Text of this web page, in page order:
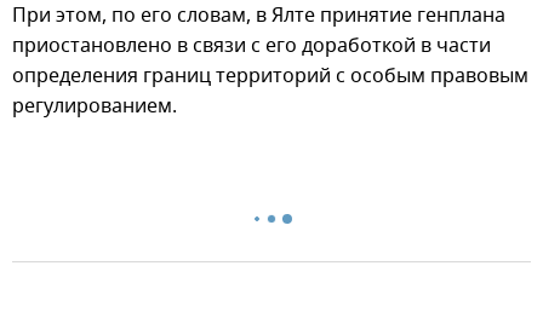
При этом, по его словам, в Ялте принятие генплана
приостановлено в связи с его доработкой в части
определения границ территорий с особым правовым
регулированием.